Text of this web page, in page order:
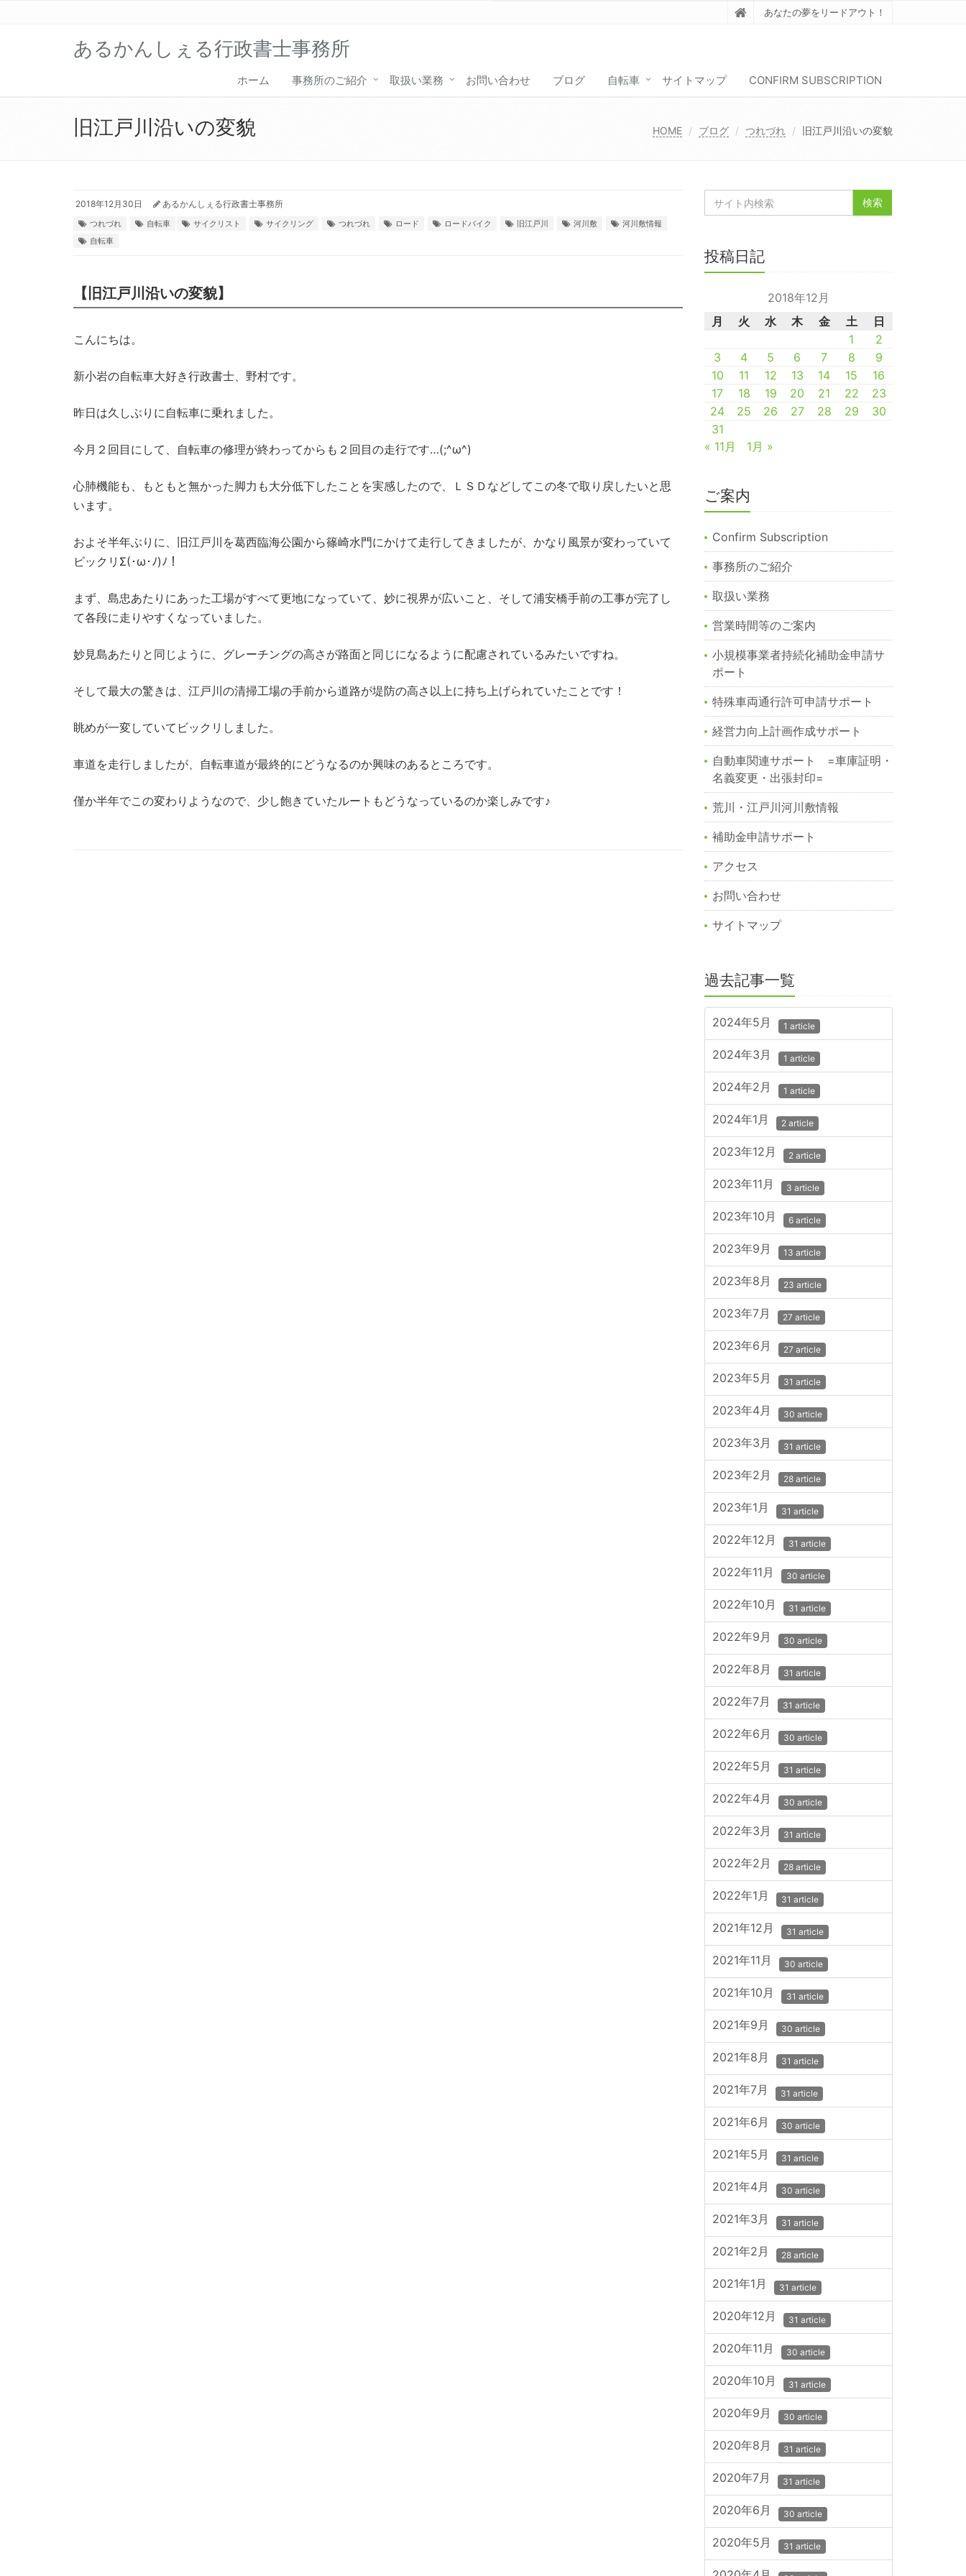
あなたの夢をリードアウト！
あるかんしぇる行政書士事務所
ホーム 事務所のご紹介 取扱い業務 お問い合わせ ブログ 自転車 サイトマップ CONFIRM SUBSCRIPTION
旧江戸川沿いの変貌 HOME ブログ つれづれ 旧江戸川沿いの変貌
2018年12月30日 あるかんしぇる行政書士事務所
つれづれ 自転車 サイクリスト サイクリング つれづれ ロード ロードバイク 旧江戸川 河川敷
河川敷情報
自転車
【旧江戸川沿いの変貌】
こんにちは。
新小岩の自転車大好き行政書士、野村です。
昨日は久しぶりに自転車に乗れました。
今月２回目にして、自転車の修理が終わってからも２回目の走行です…(;^ω^)
心肺機能も、もともと無かった脚力も大分低下したことを実感したので、ＬＳＤなどしてこの冬で取り戻したいと思
います。
およそ半年ぶりに、旧江戸川を葛西臨海公園から篠崎水門にかけて走行してきましたが、かなり風景が変わっていて
ビックリΣ(･ω･ﾉ)ﾉ！
まず、島忠あたりにあった工場がすべて更地になっていて、妙に視界が広いこと、そして浦安橋手前の工事が完了し
て各段に走りやすくなっていました。
妙見島あたりと同じように、グレーチングの高さが路面と同じになるように配慮されているみたいですね。
そして最大の驚きは、江戸川の清掃工場の手前から道路が堤防の高さ以上に持ち上げられていたことです！
眺めが一変していてビックリしました。
車道を走行しましたが、自転車道が最終的にどうなるのか興味のあるところです。
僅か半年でこの変わりようなので、少し飽きていたルートもどうなっているのか楽しみです♪
投稿日記
2018年12月
月
火 水 木 金 土
日
1
2
3
4 5 6 7 8
9
10
11 12 13 14 15
16
17
18 19 20 21 22
23
24
25 26 27 28 29
30
31
« 11月
1月 »
ご案内
Confirm Subscription
事務所のご紹介
取扱い業務
営業時間等のご案内
小規模事業者持続化補助金申請サ
ポート
特殊車両通行許可申請サポート
経営力向上計画作成サポート
自動車関連サポート =車庫証明・
名義変更・出張封印=
荒川・江戸川河川敷情報
補助金申請サポート
アクセス
お問い合わせ
サイトマップ
過去記事一覧
2024年5月 1 article
2024年3月 1 article
2024年2月 1 article
2024年1月 2 article
2023年12月 2 article
2023年11月 3 article
2023年10月 6 article
2023年9月 13 article
2023年8月 23 article
2023年7月 27 article
2023年6月 27 article
2023年5月 31 article
2023年4月 30 article
2023年3月 31 article
2023年2月 28 article
2023年1月 31 article
2022年12月 31 article
2022年11月 30 article
2022年10月 31 article
2022年9月 30 article
2022年8月 31 article
2022年7月 31 article
2022年6月 30 article
2022年5月 31 article
2022年4月 30 article
2022年3月 31 article
2022年2月 28 article
2022年1月 31 article
2021年12月 31 article
2021年11月 30 article
2021年10月 31 article
2021年9月 30 article
2021年8月 31 article
2021年7月 31 article
2021年6月 30 article
2021年5月 31 article
2021年4月 30 article
2021年3月 31 article
2021年2月 28 article
2021年1月 31 article
2020年12月 31 article
2020年11月 30 article
2020年10月 31 article
2020年9月 30 article
2020年8月 31 article
2020年7月 31 article
2020年6月 30 article
2020年5月 31 article